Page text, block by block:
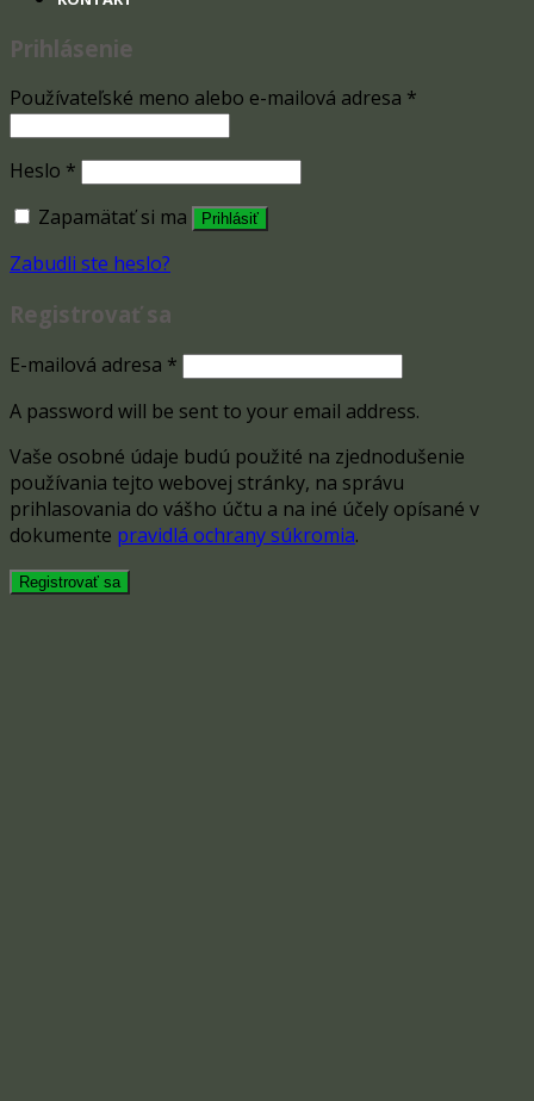
Prihlásenie
Používateľské meno alebo e-mailová adresa *
Heslo *
Zapamätať si ma
Prihlásiť
Zabudli ste heslo?
Registrovať sa
E-mailová adresa *
A password will be sent to your email address.
Vaše osobné údaje budú použité na zjednodušenie
používania tejto webovej stránky, na správu
prihlasovania do vášho účtu a na iné účely opísané v
dokumente pravidlá ochrany súkromia.
Registrovať sa